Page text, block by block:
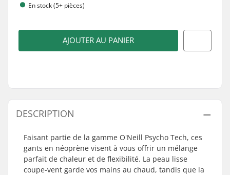
En stock (5+ pièces)
AJOUTER AU PANIER
DESCRIPTION
Faisant partie de la gamme O'Neill Psycho Tech, ces
gants en néoprène visent à vous offrir un mélange
parfait de chaleur et de flexibilité. La peau lisse
coupe-vent garde vos mains au chaud, tandis que la